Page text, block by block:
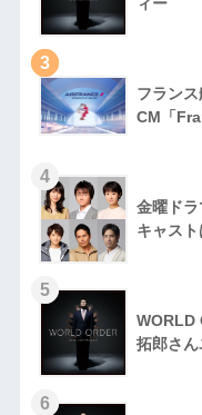
ィー
3
フラン
CM「
4
金曜ドラ
キャスト
5
WORLD
拓郎さ
6